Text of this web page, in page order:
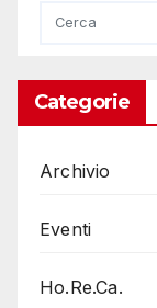
Categorie
Archivio
Eventi
Ho.Re.Ca.